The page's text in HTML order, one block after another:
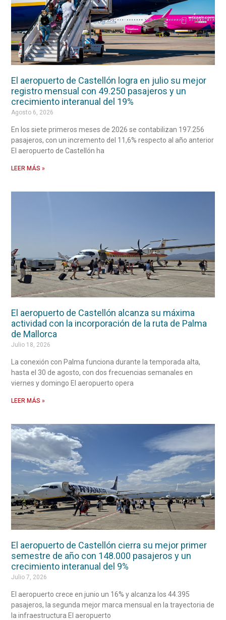
El aeropuerto de Castellón logra en julio su mejor
registro mensual con 49.250 pasajeros y un
crecimiento interanual del 19%
Agosto 6, 2026
En los siete primeros meses de 2026 se contabilizan 197.256
pasajeros, con un incremento del 11,6% respecto al año anterior
El aeropuerto de Castellón ha
LEER MÁS »
El aeropuerto de Castellón alcanza su máxima
actividad con la incorporación de la ruta de Palma
de Mallorca
Julio 18, 2026
La conexión con Palma funciona durante la temporada alta,
hasta el 30 de agosto, con dos frecuencias semanales en
viernes y domingo El aeropuerto opera
LEER MÁS »
El aeropuerto de Castellón cierra su mejor primer
semestre de año con 148.000 pasajeros y un
crecimiento interanual del 9%
Julio 7, 2026
El aeropuerto crece en junio un 16% y alcanza los 44.395
pasajeros, la segunda mejor marca mensual en la trayectoria de
la infraestructura El aeropuerto